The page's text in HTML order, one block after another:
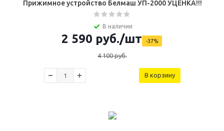
Прижимное устройство Белмаш УП-2000 УЦЕНКА!!!
В наличии
2 590 руб./шт -37%
4 100руб.
В корзину